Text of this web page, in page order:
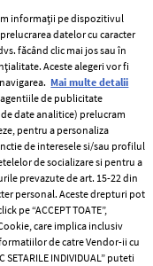
si conditii
de
de cookies
informații pe dispozitivul
datelor cu caracter
făcând clic mai jos sau în
Aceste alegeri vor fi
Mai multe detalii
de publicitate
date analitice) prelucram
pentru a personaliza
de interesele si/sau profilul
de socializare si pentru a
prevazute de art. 15-22 din
personal. Aceste drepturi pot
pe “ACCEPT TOATE”,
care implica inclusiv
de catre Vendor-ii cu
SETARILE INDIVIDUAL” puteti